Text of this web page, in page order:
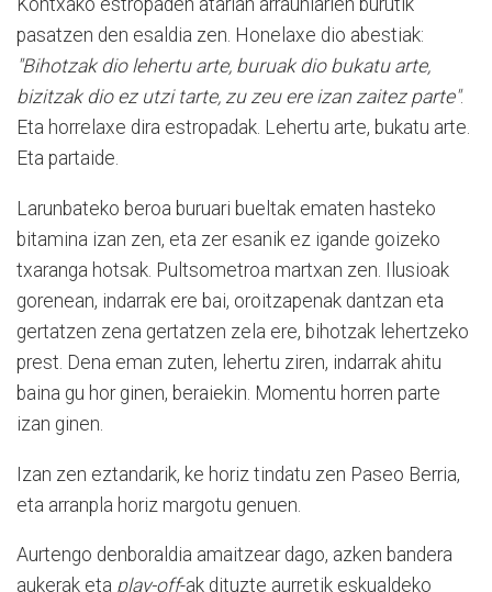
Kontxako estropaden atarian arraunlarien burutik
pasatzen den esaldia zen. Honelaxe dio abestiak:
"Bihotzak dio lehertu arte, buruak dio bukatu arte,
bizitzak dio ez utzi tarte, zu zeu ere izan zaitez parte".
Eta horrelaxe dira estropadak. Lehertu arte, bukatu arte.
Eta partaide.
Larunbateko beroa buruari bueltak ematen hasteko
bitamina izan zen, eta zer esanik ez igande goizeko
txaranga hotsak. Pultsometroa martxan zen. Ilusioak
gorenean, indarrak ere bai, oroitzapenak dantzan eta
gertatzen zena gertatzen zela ere, bihotzak lehertzeko
prest. Dena eman zuten, lehertu ziren, indarrak ahitu
baina gu hor ginen, beraiekin. Momentu horren parte
izan ginen.
Izan zen eztandarik, ke horiz tindatu zen Paseo Berria,
eta arranpla horiz margotu genuen.
Aurtengo denboraldia amaitzear dago, azken bandera
aukerak eta play-off-ak dituzte aurretik eskualdeko